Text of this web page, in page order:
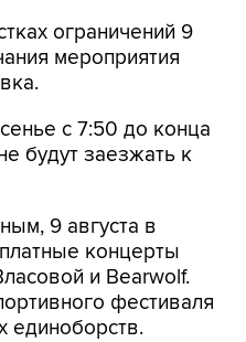
ограничений 9
мероприятия
с 7:50 до конца
будут заезжать к
9 августа в
концерты
и Bearwolf.
фестиваля
единоборств.